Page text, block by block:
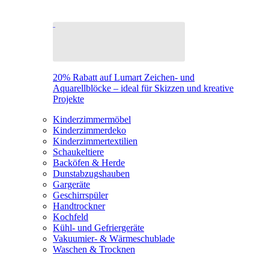
20% Rabatt auf Lumart Zeichen- und
Aquarellblöcke – ideal für Skizzen und kreative
Projekte
Kinderzimmermöbel
Kinderzimmerdeko
Kinderzimmertextilien
Schaukeltiere
Backöfen & Herde
Dunstabzugshauben
Gargeräte
Geschirrspüler
Handtrockner
Kochfeld
Kühl- und Gefriergeräte
Vakuumier- & Wärmeschublade
Waschen & Trocknen